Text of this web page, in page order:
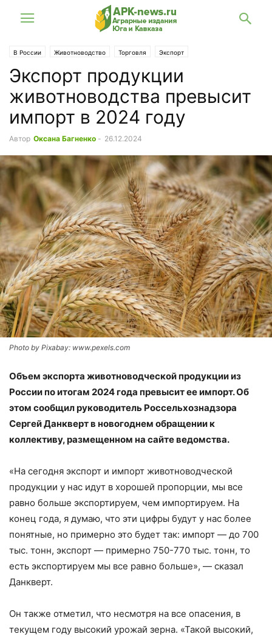
В России Животноводство Торговля Экспорт
Экспорт продукции
животноводства превысит
импорт в 2024 году
Автор Оксана Багненко - 26.12.2024
Photo by Pixabay: www.pexels.com
Объем экспорта животноводческой продукции из
России по итогам 2024 года превысит ее импорт. Об
этом сообщил руководитель Россельхознадзора
Сергей Данкверт в новогоднем обращении к
коллективу, размещенном на сайте ведомства.
«На сегодня экспорт и импорт животноводческой
продукции у нас идут в хорошей пропорции, мы все
равно больше экспортируем, чем импортируем. На
конец года, я думаю, что эти цифры будут у нас более
понятные, но примерно это будет так: импорт — до 700
тыс. тонн, экспорт — примерно 750-770 тыс. тонн, то
есть экспортируем мы все равно больше», — сказал
Данкверт.
Он также отметил, что несмотря на все опасения, в
текущем году высокий урожай зерна. «Такой высокий,